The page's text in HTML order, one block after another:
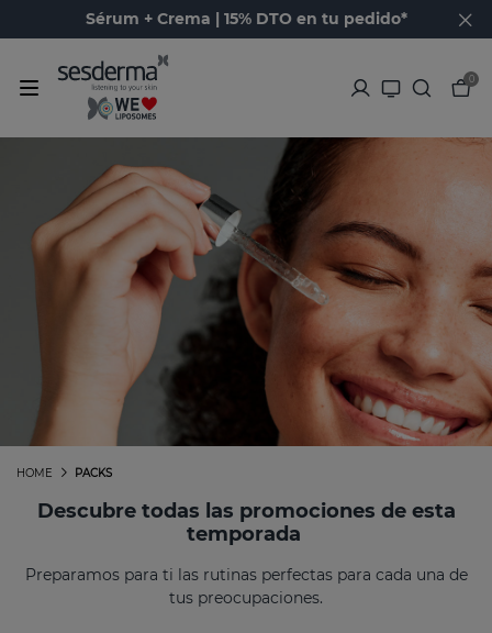
Sérum + Crema | 15% DTO en tu pedido*
0
PACKS
HOME
Descubre todas las promociones de esta
temporada
Preparamos para ti las rutinas perfectas para cada una de
tus preocupaciones.